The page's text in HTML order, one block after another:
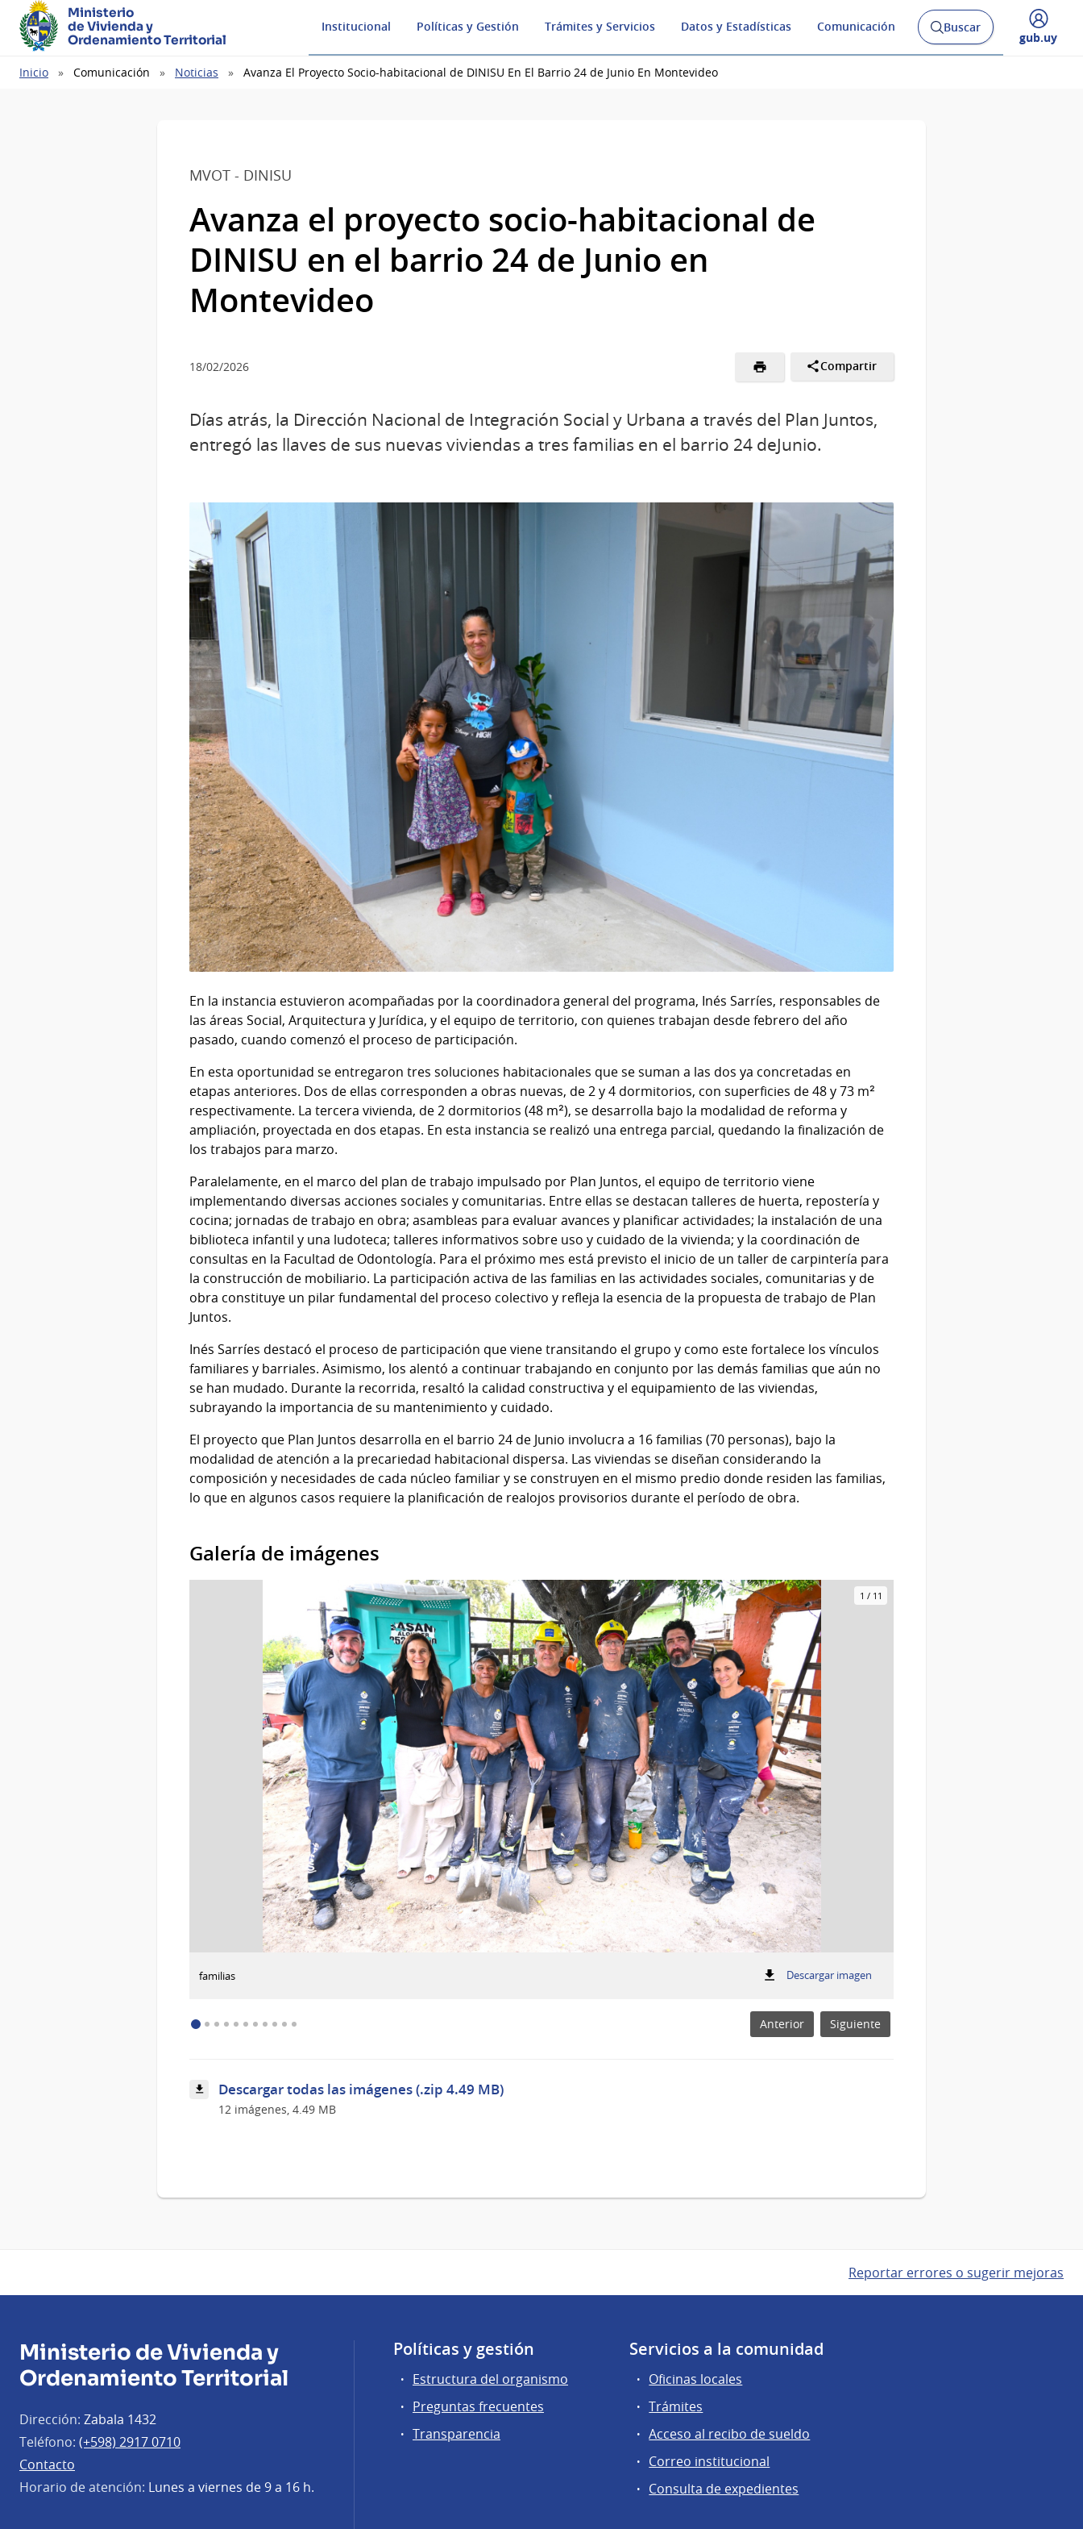
Ministerio
de Vivienda y
Ordenamiento Territorial
Institucional Políticas y Gestión Trámites y Servicios Datos y Estadísticas Comunicación
Abrir
buscador
Buscar
Desplegar
gub.uy
Ruta
Inicio Comunicación Noticias Avanza El Proyecto Socio-habitacional de DINISU En El Barrio 24 de Junio En Montevideo
MVOT - DINISU
Avanza el proyecto socio-habitacional de
DINISU en el barrio 24 de Junio en
Montevideo
18/02/2026 Compartir
Días atrás, la Dirección Nacional de Integración Social y Urbana a través del Plan Juntos,
entregó las llaves de sus nuevas viviendas a tres familias en el barrio 24 deJunio.
En la instancia estuvieron acompañadas por la coordinadora general del programa, Inés Sarríes, responsables de
las áreas Social, Arquitectura y Jurídica, y el equipo de territorio, con quienes trabajan desde febrero del año
pasado, cuando comenzó el proceso de participación.
En esta oportunidad se entregaron tres soluciones habitacionales que se suman a las dos ya concretadas en
etapas anteriores. Dos de ellas corresponden a obras nuevas, de 2 y 4 dormitorios, con superficies de 48 y 73 m²
respectivamente. La tercera vivienda, de 2 dormitorios (48 m²), se desarrolla bajo la modalidad de reforma y
ampliación, proyectada en dos etapas. En esta instancia se realizó una entrega parcial, quedando la finalización de
los trabajos para marzo.
Paralelamente, en el marco del plan de trabajo impulsado por Plan Juntos, el equipo de territorio viene
implementando diversas acciones sociales y comunitarias. Entre ellas se destacan talleres de huerta, repostería y
cocina; jornadas de trabajo en obra; asambleas para evaluar avances y planificar actividades; la instalación de una
biblioteca infantil y una ludoteca; talleres informativos sobre uso y cuidado de la vivienda; y la coordinación de
consultas en la Facultad de Odontología. Para el próximo mes está previsto el inicio de un taller de carpintería para
la construcción de mobiliario. La participación activa de las familias en las actividades sociales, comunitarias y de
obra constituye un pilar fundamental del proceso colectivo y refleja la esencia de la propuesta de trabajo de Plan
Juntos.
Inés Sarríes destacó el proceso de participación que viene transitando el grupo y como este fortalece los vínculos
familiares y barriales. Asimismo, los alentó a continuar trabajando en conjunto por las demás familias que aún no
se han mudado. Durante la recorrida, resaltó la calidad constructiva y el equipamiento de las viviendas,
subrayando la importancia de su mantenimiento y cuidado.
El proyecto que Plan Juntos desarrolla en el barrio 24 de Junio involucra a 16 familias (70 personas), bajo la
modalidad de atención a la precariedad habitacional dispersa. Las viviendas se diseñan considerando la
composición y necesidades de cada núcleo familiar y se construyen en el mismo predio donde residen las familias,
lo que en algunos casos requiere la planificación de realojos provisorios durante el período de obra.
Galería de imágenes
1 / 11
familias Descargar imagen:
Anterior Siguiente
Descargar todas las imágenes (.zip 4.49 MB)
12 imágenes, 4.49 MB
Reportar errores o sugerir mejoras
Ministerio de Vivienda y
Ordenamiento Territorial
Dirección: Zabala 1432
Teléfono: (+598) 2917 0710
Contacto
Horario de atención: Lunes a viernes de 9 a 16 h.
Políticas y gestión
Estructura del organismo
Preguntas frecuentes
Transparencia
Servicios a la comunidad
Oficinas locales
Trámites
Acceso al recibo de sueldo
Correo institucional
Consulta de expedientes